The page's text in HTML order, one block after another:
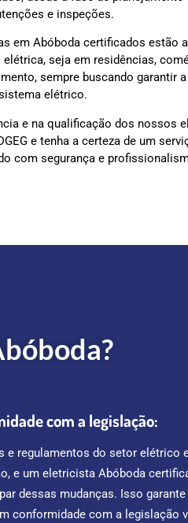
e inspeções.
em Abóboda certificados estão
seja em residências,
sempre buscando garantir
elétrico.
e na qualificação dos nossos
e tenha a certeza de um
com segurança e
com a legislação:
e regulamentos do setor elétrico
e um eletricista Abóboda
dessas mudanças. Isso
conformidade com a legislação